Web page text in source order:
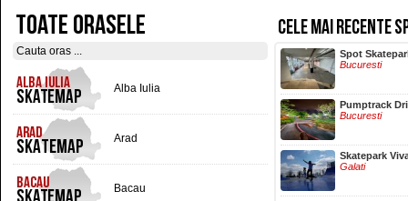
TOATE ORASELE
Alba Iulia
Arad
Bacau
CELE MAI RECENTE
Hala Centrala
Iasi
Spot
Bucuresti
Pumptrack
Bucuresti
Skatepark
Galati